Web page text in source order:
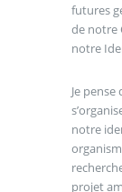
futures
de notre
notre
Je
notre
projet